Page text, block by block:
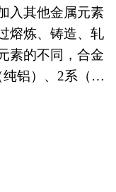
家统计局、国家
息中心、国务院
国商业信息中
行业研究网、全
结合中研普华公
等的实地调查，
求状况、相关行
行了分析。重点
业将继续朝着智
全屋智能将成为
具将更加注重场
智能算法，实现
同时，定制化和
重要发展方向，
技术，为消费者
，随着环保意识
入其他金属元素
熔炼、铸造、轧
素的不同，合金
铝）、2系（铝
金）等。 合金
热导电等优异性
等多个领域具有
减排、轻量化和